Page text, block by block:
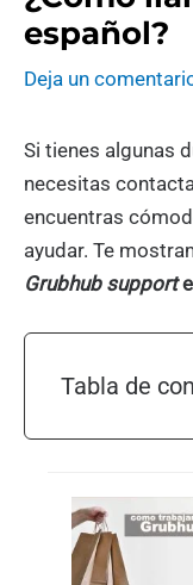
español?
Deja un
Si tienes algunas
necesitas
encuentras
ayudar. Te
Grubhub support
Tabla de